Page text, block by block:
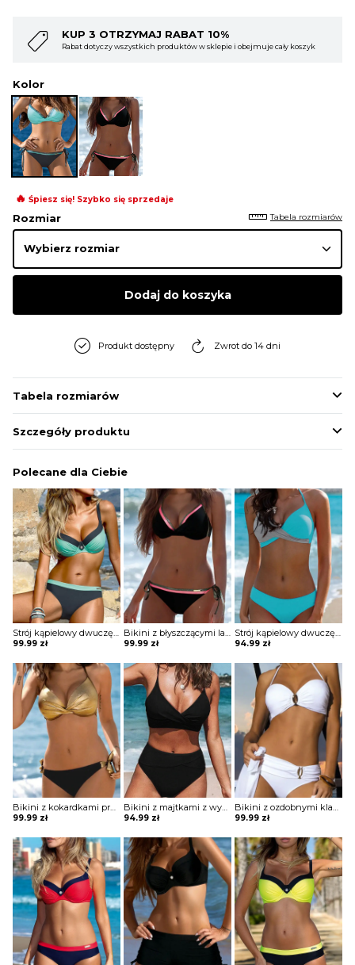
SWETRY
OKRYCIA WIERZCHNIE
koszyk
KUP 4 OTRZYMAJ RABAT 15%
Rabat dotyczy wszystkich produktów w sklepie i obejmuje cały
Kolor
🔥 Śpiesz się! Szybko się sprzedaje
Rozmiar Tabela rozmiarów
Dodaj do koszyka
Produkt dostępny Zwrot do 14 dni
Tabela rozmiarów
Szczegóły produktu
Polecane dla Ciebie
99.99 zł 99.99 zł 94.99 zł
99.99 zł
Bikini z majtkami z wysokim stanem
94.99 zł 99.99 zł